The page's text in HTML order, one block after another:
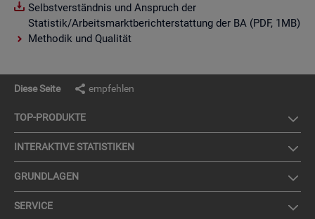
Selbstverständnis und Anspruch der
Statistik/Arbeitsmarktberichterstattung der BA (PDF, 1MB)
Methodik und Qualität
Diese Seite empfehlen
TOP-PRO­DUK­TE
IN­TER­AK­TI­VE STA­TIS­TI­KEN
GRUND­LA­GEN
SER­VICE